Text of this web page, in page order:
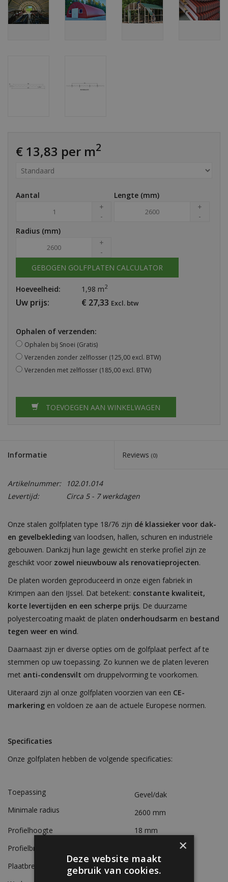
€ 13,83 per m2
Aantal
+
-
Lengte (mm)
+
-
Radius (mm)
+
-
GEBOGEN GOLFPLATEN CALCULATOR
Hoeveelheid: 1,98 m2
Uw prijs: € 27,33 Excl. btw
Ophalen of verzenden:
Ophalen bij Snoei (Gratis)
Verzenden zonder zelflosser (125,00 excl. BTW)
Verzenden met zelflosser (185,00 excl. BTW)
TOEVOEGEN AAN WINKELWAGEN
Informatie Reviews (0)
Artikelnummer:
102.01.014
Levertijd:
Circa 5 - 7 werkdagen
Onze stalen golfplaten type 18/76 zijn dé klassieker voor dak-
en gevelbekleding van loodsen, hallen, schuren en industriële
gebouwen. Dankzij hun lage gewicht en sterke profiel zijn ze
geschikt voor zowel nieuwbouw als renovatieprojecten.
De platen worden geproduceerd in onze eigen fabriek in
Krimpen aan den IJssel. Dat betekent: constante kwaliteit,
korte levertijden en een scherpe prijs. De duurzame
polyestercoating maakt de platen onderhoudsarm en bestand
tegen weer en wind.
Daarnaast zijn er diverse opties om de golfplaat perfect af te
stemmen op uw toepassing. Zo kunnen we de platen leveren
met anti-condensvilt om druppelvorming te voorkomen.
Uiteraard zijn al onze golfplaten voorzien van een CE-
markering en voldoen ze aan de actuele Europese normen.
Specificaties
Onze golfplaten hebben de volgende specificaties:
Toepassing
Gevel/dak
Minimale radius
2600 mm
Profielhoogte
18 mm
Profielbreedte
Plaatbreedte
835 mm
×
Deze website maakt
gebruik van cookies.